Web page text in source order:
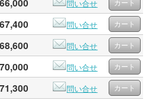
問い合せ
問い合せ
問い合せ
問い合せ
問い合せ